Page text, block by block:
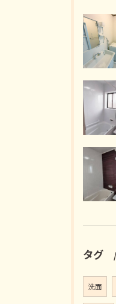
タグ
洗面